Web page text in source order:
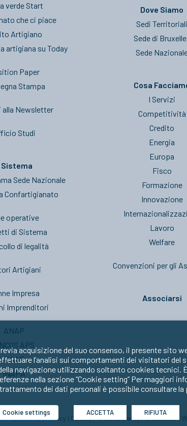
verde Start
che ci piace
Artigiano
artigiana su Today
Paper
Stampa
Newsletter
Studi
Sistema
Sede Nazionale
Confartigianato
operative
di Sistema
di legalità
Artigiani
Impresa
Imprenditori
ANAP
APS
CAAF
INAPA
Dove Siamo
Sedi Territoriali
Sede di
Sede
Cosa
I Servizi
Competitività
Credito
Energia
Europa
Fisco
Formazione
Innovazione
Lavoro
Welfare
Convenzioni per gli
Associarsi
|Privacy Cookie|Whistleblowing|Disclaimer|
acquisizione del suo consenso, il presente sito
l’analisi sui comportamenti dei visitatori
navigazione utilizzando soltanto cookies
nella sezione “Cookie setting” Per maggiori
dei dati personali è possibile consultare la
Cookie settings ACCETTA RIFIUTA